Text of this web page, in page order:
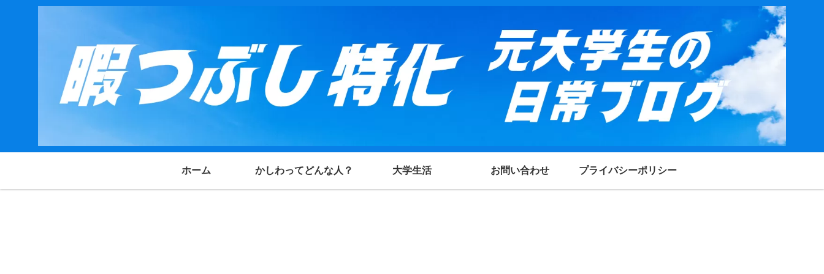
ホーム かしわってどんな人？ 大学生活 お問い合わせ プライバシーポリシー